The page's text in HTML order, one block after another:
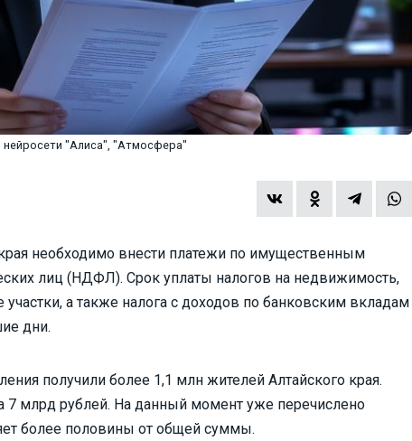
"Алиса", "Атмосфера"
необходимо внести платежи по имущественным
лиц (НДФЛ). Срок уплаты налогов на недвижимость,
а также налога с доходов по банковским вкладам
дни.
получили более 1,1 млн жителей Алтайского края.
7 млрд рублей. На данный момент уже перечислено
более половины от общей суммы.